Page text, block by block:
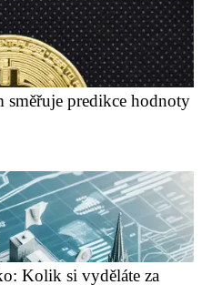
predikce hodnoty
Kolik si vyděláte za